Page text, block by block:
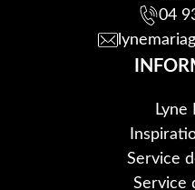
04
Lyne
Service
Service